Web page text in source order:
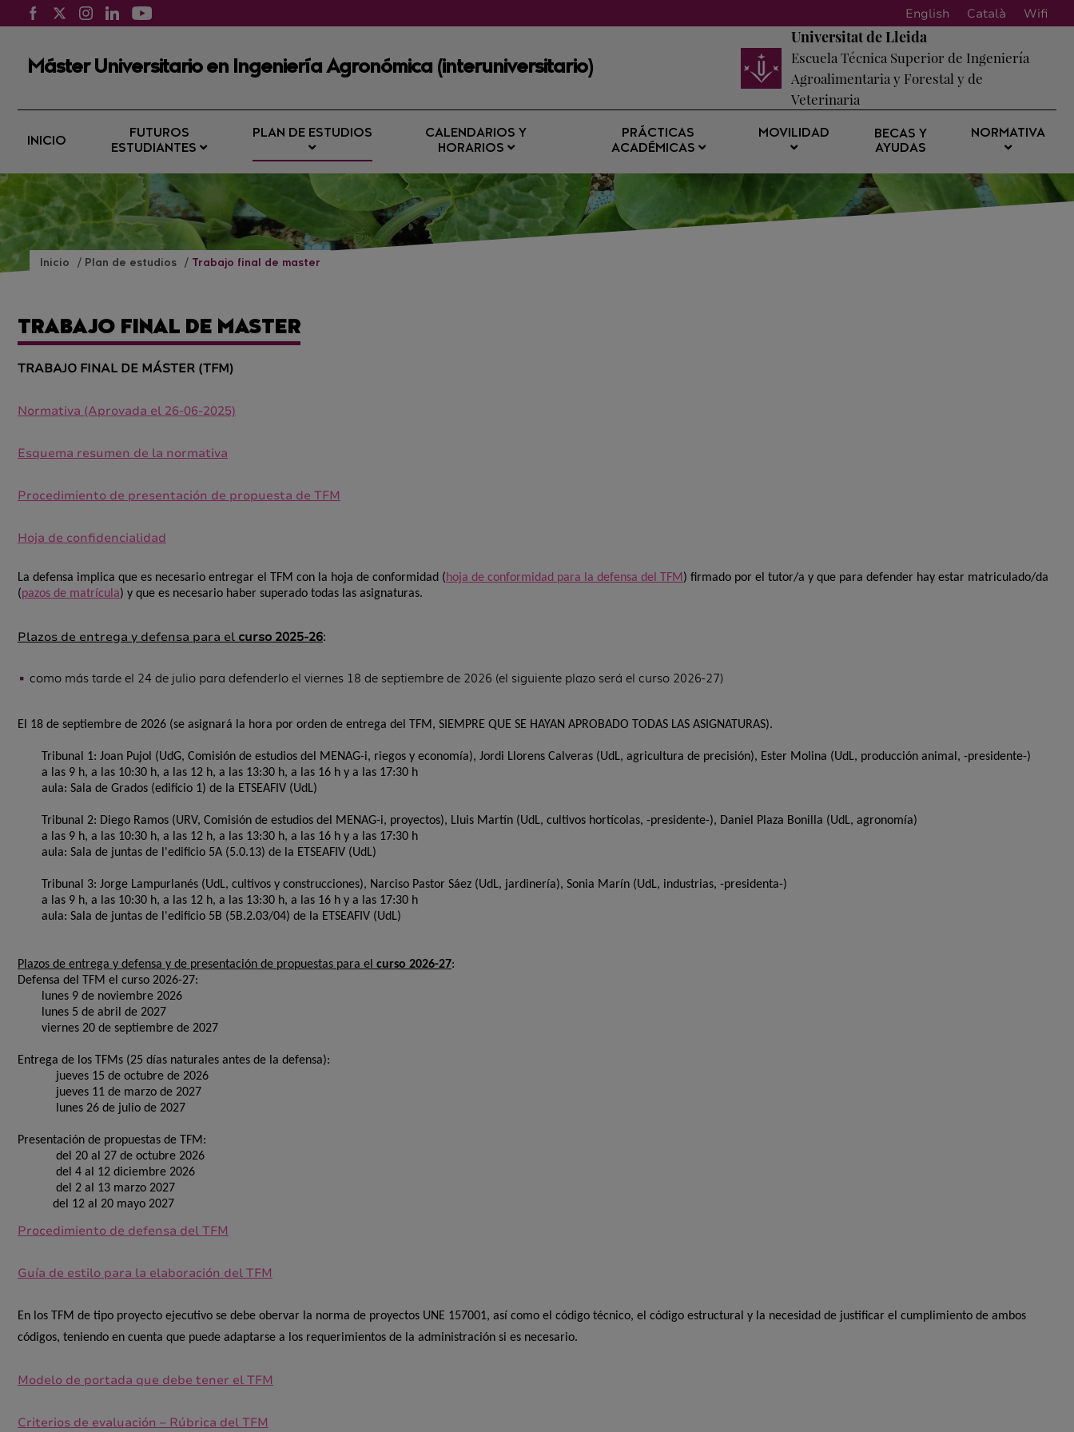
English Català Wifi
Máster Universitario en Ingeniería Agronómica (interuniversitario)
Universitat de Lleida
Escuela Técnica Superior de Ingeniería
Agroalimentaria y Forestal y de
Veterinaria
INICIO
FUTUROS
ESTUDIANTES
PLAN DE ESTUDIOS
CALENDARIOS Y
HORARIOS
PRÁCTICAS
ACADÉMICAS
MOVILIDAD
BECAS Y
AYUDAS
NORMATIVA
Inicio Plan de estudios Trabajo final de master
TRABAJO FINAL DE MASTER
TRABAJO FINAL DE MÁSTER (TFM)
Normativa (Aprovada el 26-06-2025)
Esquema resumen de la normativa
Procedimiento de presentación de propuesta de TFM
Hoja de confidencialidad
La defensa implica que es necesario entregar el TFM con la hoja de conformidad (hoja de conformidad para la defensa del TFM ) firmado por el tutor/a y que para defender hay estar matriculado/da
(pazos de matrícula) y que es necesario haber superado todas las asignaturas.
Plazos de entrega y defensa para el curso 2025-26:
como más tarde el 24 de julio para defenderlo el viernes 18 de septiembre de 2026 (el siguiente plazo será el curso 2026-27)
El 18 de septiembre de 2026 (se asignará la hora por orden de entrega del TFM, SIEMPRE QUE SE HAYAN APROBADO TODAS LAS ASIGNATURAS).
Tribunal 1: Joan Pujol (UdG, Comisión de estudios del MENAG-i, riegos y economía), Jordi Llorens Calveras (UdL, agricultura de precisión), Ester Molina (UdL, producción animal, -presidente-)
a las 9 h, a las 10:30 h, a las 12 h, a las 13:30 h, a las 16 h y a las 17:30 h
aula: Sala de Grados (edificio 1) de la ETSEAFIV (UdL)
Tribunal 2: Diego Ramos (URV, Comisión de estudios del MENAG-i, proyectos), Lluis Martín (UdL, cultivos hortícolas, -presidente-), Daniel Plaza Bonilla (UdL, agronomía)
a las 9 h, a las 10:30 h, a las 12 h, a las 13:30 h, a las 16 h y a las 17:30 h
aula: Sala de juntas de l'edificio 5A (5.0.13) de la ETSEAFIV (UdL)
Tribunal 3: Jorge Lampurlanés (UdL, cultivos y construcciones), Narciso Pastor Sáez (UdL, jardinería), Sonia Marín (UdL, industrias, -presidenta-)
a las 9 h, a las 10:30 h, a las 12 h, a las 13:30 h, a las 16 h y a las 17:30 h
aula: Sala de juntas de l'edificio 5B (5B.2.03/04) de la ETSEAFIV (UdL)
Plazos de entrega y defensa y de presentación de propuestas para el curso 2026-27:
Defensa del TFM el curso 2026-27:
lunes 9 de noviembre 2026
lunes 5 de abril de 2027
viernes 20 de septiembre de 2027
Entrega de los TFMs (25 días naturales antes de la defensa):
jueves 15 de octubre de 2026
jueves 11 de marzo de 2027
lunes 26 de julio de 2027
Presentación de propuestas de TFM:
del 20 al 27 de octubre 2026
del 4 al 12 diciembre 2026
del 2 al 13 marzo 2027
del 12 al 20 mayo 2027
Procedimiento de defensa del TFM
Guía de estilo para la elaboración del TFM
En los TFM de tipo proyecto ejecutivo se debe obervar la norma de proyectos UNE 157001, así como el código técnico, el código estructural y la necesidad de justificar el cumplimiento de ambos
códigos, teniendo en cuenta que puede adaptarse a los requerimientos de la administración si es necesario.
Modelo de portada que debe tener el TFM
Criterios de evaluación – Rúbrica del TFM